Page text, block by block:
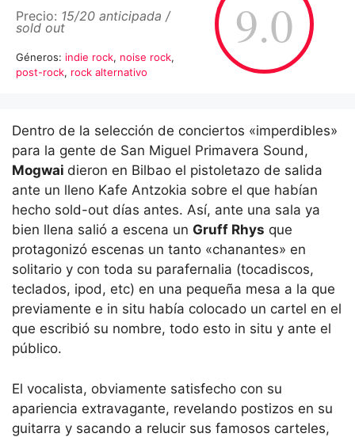
9.0
Precio: 15/20 anticipada /
sold out
Géneros: indie rock, noise rock,
post-rock, rock alternativo
Dentro de la selección de conciertos «imperdibles»
para la gente de San Miguel Primavera Sound,
Mogwai dieron en Bilbao el pistoletazo de salida
ante un lleno Kafe Antzokia sobre el que habían
hecho sold-out días antes. Así, ante una sala ya
bien llena salió a escena un Gruff Rhys que
protagonizó escenas un tanto «chanantes» en
solitario y con toda su parafernalia (tocadiscos,
teclados, ipod, etc) en una pequeña mesa a la que
previamente e in situ había colocado un cartel en el
que escribió su nombre, todo esto in situ y ante el
público.
El vocalista, obviamente satisfecho con su
apariencia extravagante, revelando postizos en su
guitarra y sacando a relucir sus famosos carteles,